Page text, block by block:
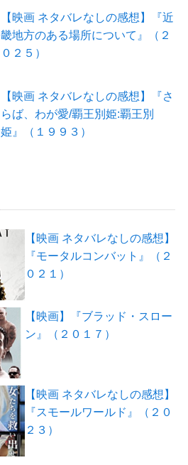
【映画 ネタバレなしの感想】『近
畿地方のある場所について』（２
０２５）
【映画 ネタバレなしの感想】『さ
らば、わが愛/覇王別姫:覇王別
姫』（１９９３）
【映画 ネタバレなしの感想】
『モータルコンバット』（２
０２１）
【映画】『ブラッド・スロー
ン』（２０１７）
【映画 ネタバレなしの感想】
『スモールワールド』（２０
２３）